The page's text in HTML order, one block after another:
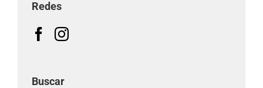
Redes
Buscar